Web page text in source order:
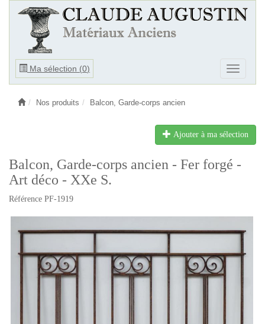
Ma sélection (0)
Ouvrir
Ouvrir
le
Nos produits Balcon, Garde-corps ancien
Ajouter à ma sélection
Balcon, Garde-corps ancien - Fer forgé -
Art déco - XXe S.
Référence PF-1919